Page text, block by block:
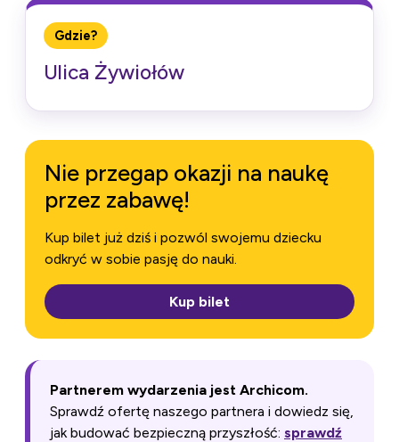
Gdzie?
Ulica Żywiołów
Nie przegap okazji na naukę
przez zabawę!
Kup bilet już dziś i pozwól swojemu dziecku
odkryć w sobie pasję do nauki.
Kup bilet
Partnerem wydarzenia jest Archicom.
Sprawdź ofertę naszego partnera i dowiedz się,
jak budować bezpieczną przyszłość: sprawdź